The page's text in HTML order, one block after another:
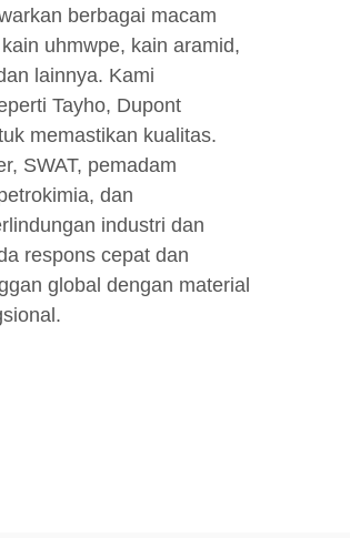
berbagai macam
uhmwpe, kain aramid,
lainnya. Kami
Tayho, Dupont
memastikan kualitas.
SWAT, pemadam
dan
industri dan
respons cepat dan
global dengan material